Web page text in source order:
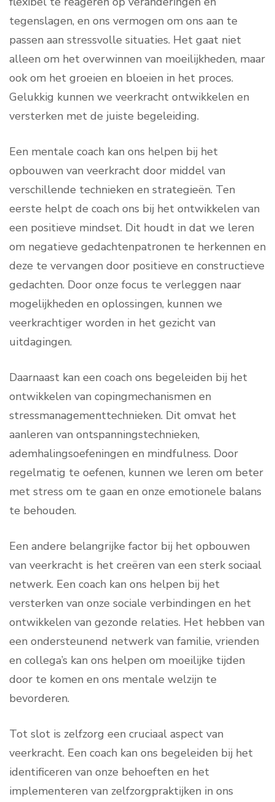
tegenslagen, en ons vermogen om ons aan te
passen aan stressvolle situaties. Het gaat niet
alleen om het overwinnen van moeilijkheden, maar
ook om het groeien en bloeien in het proces.
Gelukkig kunnen we veerkracht ontwikkelen en
versterken met de juiste begeleiding.
Een mentale coach kan ons helpen bij het
opbouwen van veerkracht door middel van
verschillende technieken en strategieën. Ten
eerste helpt de coach ons bij het ontwikkelen van
een positieve mindset. Dit houdt in dat we leren
om negatieve gedachtenpatronen te herkennen en
deze te vervangen door positieve en constructieve
gedachten. Door onze focus te verleggen naar
mogelijkheden en oplossingen, kunnen we
veerkrachtiger worden in het gezicht van
uitdagingen.
Daarnaast kan een coach ons begeleiden bij het
ontwikkelen van copingmechanismen en
stressmanagementtechnieken. Dit omvat het
aanleren van ontspanningstechnieken,
ademhalingsoefeningen en mindfulness. Door
regelmatig te oefenen, kunnen we leren om beter
met stress om te gaan en onze emotionele balans
te behouden.
Een andere belangrijke factor bij het opbouwen
van veerkracht is het creëren van een sterk sociaal
netwerk. Een coach kan ons helpen bij het
versterken van onze sociale verbindingen en het
ontwikkelen van gezonde relaties. Het hebben van
een ondersteunend netwerk van familie, vrienden
en collega’s kan ons helpen om moeilijke tijden
door te komen en ons mentale welzijn te
bevorderen.
Tot slot is zelfzorg een cruciaal aspect van
veerkracht. Een coach kan ons begeleiden bij het
identificeren van onze behoeften en het
implementeren van zelfzorgpraktijken in ons